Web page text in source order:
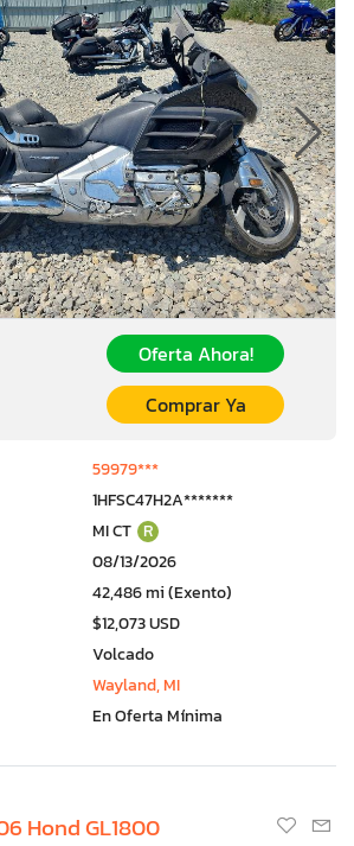
Oferta Ahora!
Comprar Ya
59979***
1HFSC47H2A*******
MI CT R
08/13/2026
42,486 mi (Exento)
$12,073 USD
Volcado
Wayland, MI
En Oferta Mínima
Hond GL1800